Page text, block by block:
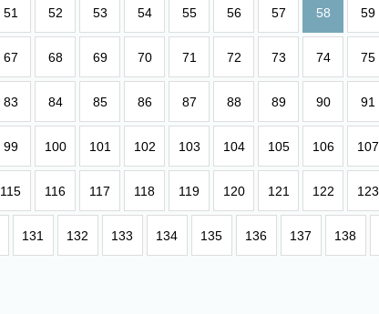
51 52 53 54 55 56 57 58 59
67 68 69 70 71 72 73 74 75
83 84 85 86 87 88 89 90 91
99 100 101 102 103 104 105 106 107
115 116 117 118 119 120 121 122 123
131 132 133 134 135 136 137 138